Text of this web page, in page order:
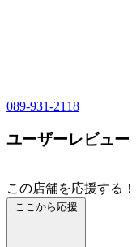
089-931-2118
ユーザーレビュー
この店舗を応援する！
ここから応援